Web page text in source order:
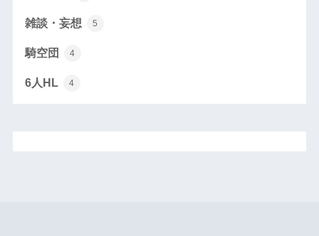
雑談・妄想 5
騎空団 4
6人HL 4